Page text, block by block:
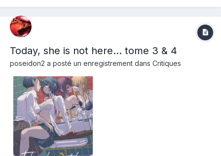
Today, she is not here... tome 3 & 4
poseidon2 a posté un enregistrement dans Critiques